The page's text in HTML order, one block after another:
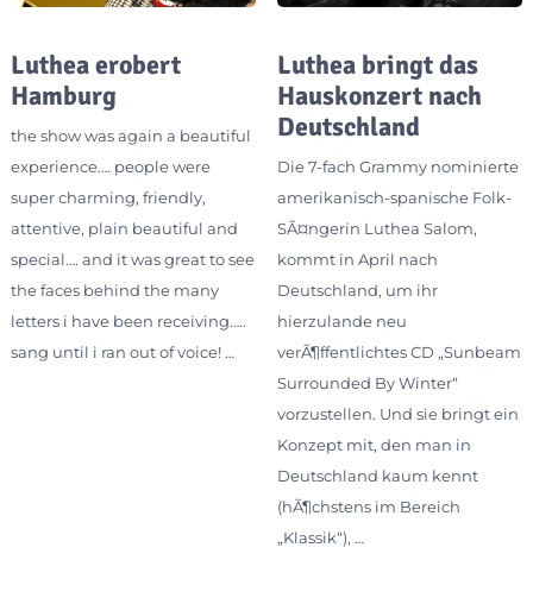
Luthea erobert
Hamburg
the show was again a beautiful
experience…. people were
super charming, friendly,
attentive, plain beautiful and
special…. and it was great to see
the faces behind the many
letters i have been receiving…..
sang until i ran out of voice! …
Luthea bringt das
Hauskonzert nach
Deutschland
Die 7-fach Grammy nominierte
amerikanisch-spanische Folk-
SÃ¤ngerin Luthea Salom,
kommt in April nach
Deutschland, um ihr
hierzulande neu
verÃ¶ffentlichtes CD „Sunbeam
Surrounded By Winter“
vorzustellen. Und sie bringt ein
Konzept mit, den man in
Deutschland kaum kennt
(hÃ¶chstens im Bereich
„Klassik“), …